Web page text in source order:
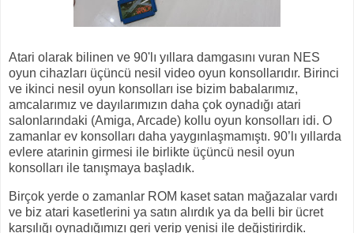
Atari olarak bilinen ve 90'lı yıllara damgasını vuran NES
oyun cihazları üçüncü nesil video oyun konsollarıdır. Birinci
ve ikinci nesil oyun konsolları ise bizim babalarımız,
amcalarımız ve dayılarımızın daha çok oynadığı atari
salonlarındaki (Amiga, Arcade) kollu oyun konsolları idi. O
zamanlar ev konsolları daha yaygınlaşmamıştı. 90’lı yıllarda
evlere atarinin girmesi ile birlikte üçüncü nesil oyun
konsolları ile tanışmaya başladık.
Birçok yerde o zamanlar ROM kaset satan mağazalar vardı
ve biz atari kasetlerini ya satın alırdık ya da belli bir ücret
karşılığı oynadığımızı geri verip yenisi ile değiştirirdik.